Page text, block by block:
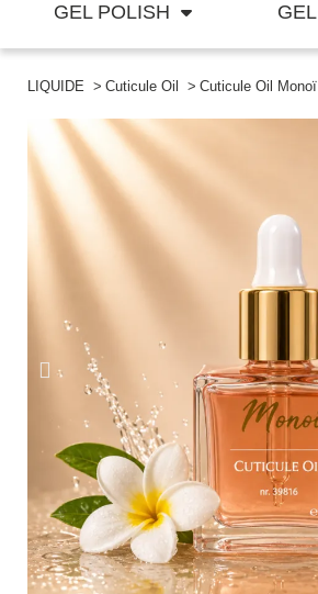
GEL POLISH GEL
LIQUIDE Cuticule Oil Cuticule Oil Monoï